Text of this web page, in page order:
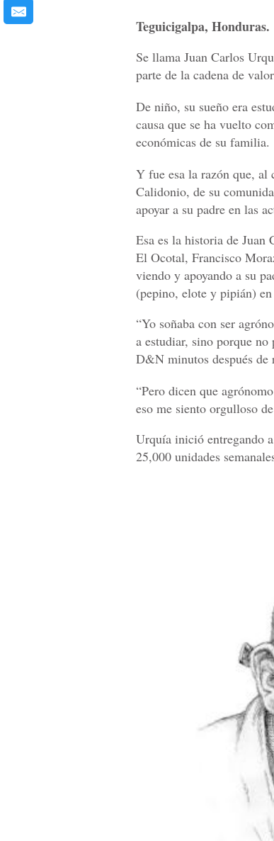
Teguicigalpa, Honduras.
Se llama Juan Carlos
parte de la cadena de
De niño, su sueño era
causa que se ha vuelto
económicas de su familia.
Y fue esa la razón que,
Calidonio, de su
apoyar a su padre en las
Esa es la historia de
El Ocotal, Francisco
viendo y apoyando a su
(pepino, elote y pipián)
“Yo soñaba con ser
a estudiar, sino porque
D&N minutos después
“Pero dicen que
eso me siento orgulloso
Urquía inició entregando
25,000 unidades